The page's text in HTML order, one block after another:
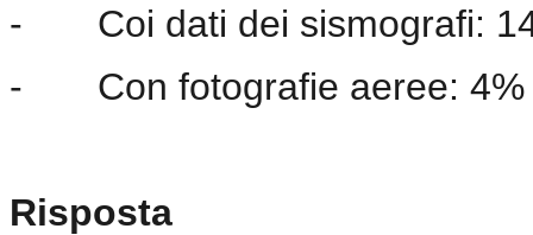
-
Coi dati dei sismografi:
-
Con fotografie aeree: 4%
Risposta